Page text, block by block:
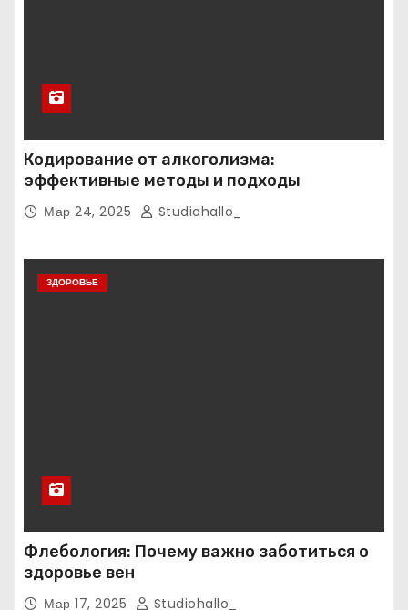
Кодирование от алкоголизма:
эффективные методы и подходы
Мар 24, 2025 Studiohallo_
ЗДОРОВЬЕ
Флебология: Почему важно заботиться о
здоровье вен
Мар 17, 2025 Studiohallo_